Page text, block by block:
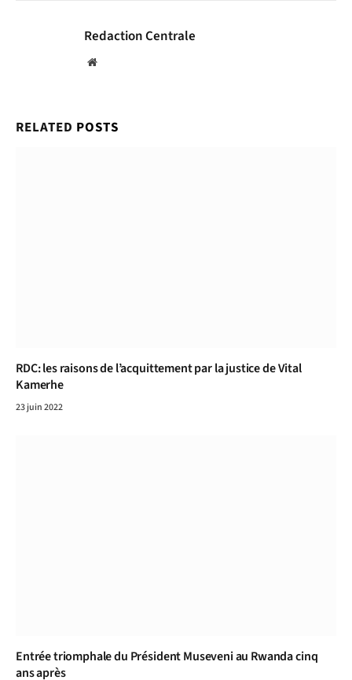
Redaction Centrale
Website
RELATED POSTS
RDC: les raisons de l’acquittement par la justice de Vital
Kamerhe
23 juin 2022
Entrée triomphale du Président Museveni au Rwanda cinq
ans après